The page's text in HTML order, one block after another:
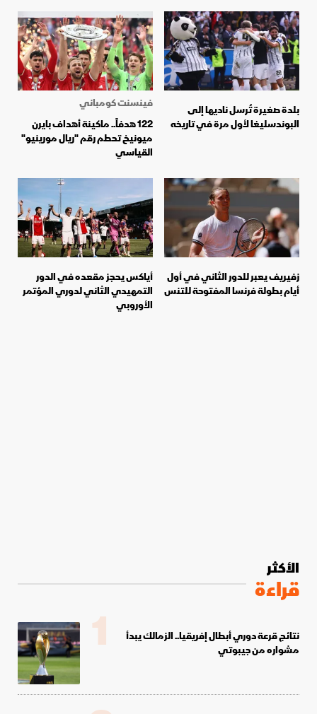
بلدة صغيرة تُرسل ناديها إلى
البوندسليغا لأول مرة في تاريخه
فينسنت كومباني
122 هدفاً.. ماكينة أهداف بايرن
ميونيخ تحطم رقم "ريال مورينيو"
القياسي
زفيريف يعبر للدور الثاني في أول
أيام بطولة فرنسا المفتوحة للتنس
أياكس يحجز مقعده في الدور
التمهيدي الثاني لدوري المؤتمر
الأوروبي
الأكثر
قراءة
نتائج قرعة دوري أبطال إفريقيا.. الزمالك يبدأ
مشواره من جيبوتي
1